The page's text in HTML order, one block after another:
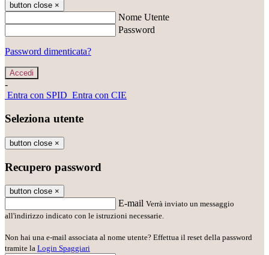
button close ×
Nome Utente
Password
Password dimenticata?
-
Entra con SPID Entra con CIE
Seleziona utente
button close ×
Recupero password
button close ×
E-mail Verrà inviato un messaggio
all'indirizzo indicato con le istruzioni necessarie.
Non hai una e-mail associata al nome utente? Effettua il reset della password
tramite la Login Spaggiari